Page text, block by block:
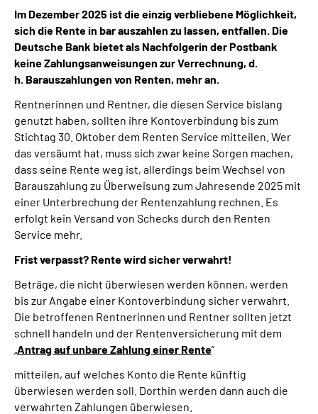
Online-Services
Suche
Inhalte in Gebärdensprache (DGS)
Leichte Sprache
Im Dezember 2025 ist die einzig verbliebene Möglichkeit,
sich die Rente in bar auszahlen zu lassen, entfallen. Die
Deutsche Bank bietet als Nachfolgerin der Postbank
keine Zahlungsanweisungen zur Verrechnung, d.
h. Barauszahlungen von Renten, mehr an.
Rentnerinnen und Rentner, die diesen Service bislang
genutzt haben, sollten ihre Kontoverbindung bis zum
Stichtag 30. Oktober dem Renten Service mitteilen. Wer
das versäumt hat, muss sich zwar keine Sorgen machen,
dass seine Rente weg ist, allerdings beim Wechsel von
Barauszahlung zu Überweisung zum Jahresende 2025 mit
einer Unterbrechung der Rentenzahlung rechnen. Es
erfolgt kein Versand von Schecks durch den Renten
Service mehr.
Frist verpasst? Rente wird sicher verwahrt!
Beträge, die nicht überwiesen werden können, werden
bis zur Angabe einer Kontoverbindung sicher verwahrt.
Die betroffenen Rentnerinnen und Rentner sollten jetzt
schnell handeln und der Rentenversicherung mit dem
„Antrag auf unbare Zahlung einer Rente”
mitteilen, auf welches Konto die Rente künftig
überwiesen werden soll. Dorthin werden dann auch die
verwahrten Zahlungen überwiesen.